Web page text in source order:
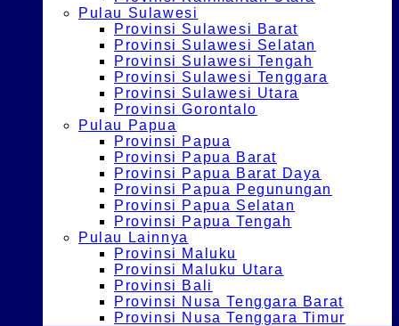
Pulau Sulawesi
Provinsi Sulawesi Barat
Provinsi Sulawesi Selatan
Provinsi Sulawesi Tengah
Provinsi Sulawesi Tenggara
Provinsi Sulawesi Utara
Provinsi Gorontalo
Pulau Papua
Provinsi Papua
Provinsi Papua Barat
Provinsi Papua Barat Daya
Provinsi Papua Pegunungan
Provinsi Papua Selatan
Provinsi Papua Tengah
Pulau Lainnya
Provinsi Maluku
Provinsi Maluku Utara
Provinsi Bali
Provinsi Nusa Tenggara Barat
Provinsi Nusa Tenggara Timur